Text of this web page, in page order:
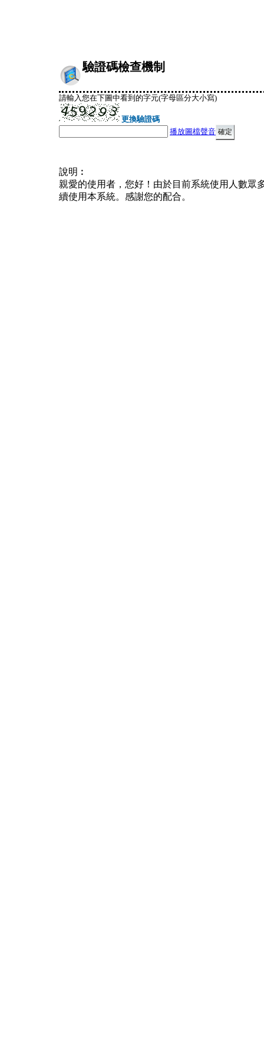
驗證碼檢查機制
請輸入您在下圖中看到的字元(字母區分大小寫)
更換驗證碼
播放圖檔聲音
說明︰
親愛的使用者，您好！由於目前系統使用人數眾
續使用本系統。感謝您的配合。